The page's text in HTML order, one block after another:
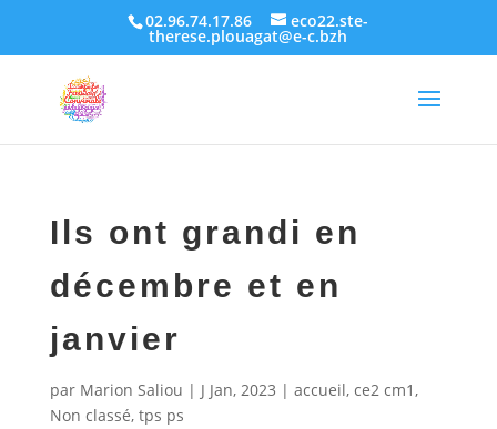
02.96.74.17.86 eco22.ste-
therese.plouagat@e-c.bzh
Ils ont grandi en
décembre et en
janvier
par Marion Saliou | J Jan, 2023 | accueil, ce2 cm1,
Non classé, tps ps